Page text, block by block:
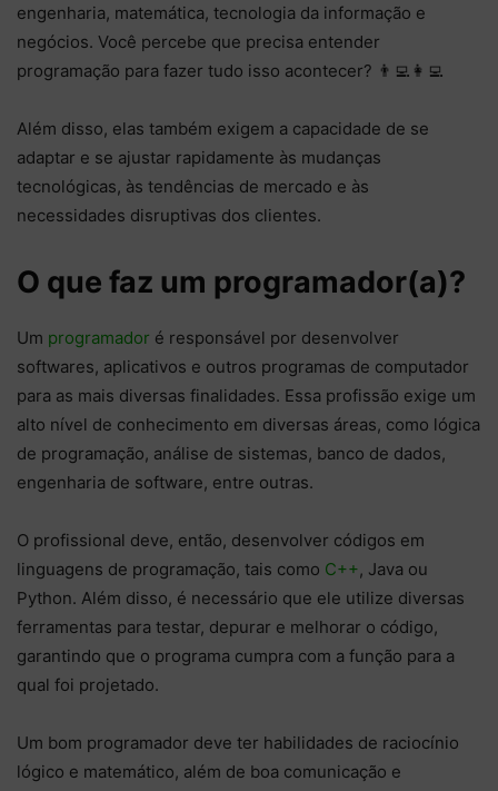
engenharia, matemática, tecnologia da informação e
negócios. Você percebe que precisa entender
programação para fazer tudo isso acontecer? 👨‍💻👩‍💻
Além disso, elas também exigem a capacidade de se
adaptar e se ajustar rapidamente às mudanças
tecnológicas, às tendências de mercado e às
necessidades disruptivas dos clientes.
O que faz um programador(a)?
Um programador é responsável por desenvolver
softwares, aplicativos e outros programas de computador
para as mais diversas finalidades. Essa profissão exige um
alto nível de conhecimento em diversas áreas, como lógica
de programação, análise de sistemas, banco de dados,
engenharia de software, entre outras.
O profissional deve, então, desenvolver códigos em
linguagens de programação, tais como C++, Java ou
Python. Além disso, é necessário que ele utilize diversas
ferramentas para testar, depurar e melhorar o código,
garantindo que o programa cumpra com a função para a
qual foi projetado.
Um bom programador deve ter habilidades de raciocínio
lógico e matemático, além de boa comunicação e